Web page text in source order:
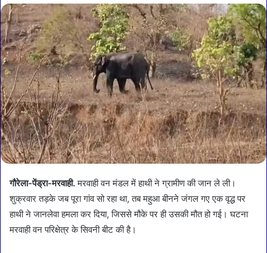
गौरेला-पेंड्रा-मरवाही.मरवाही वन मंडल में हाथी ने ग्रामीण की जान ले ली।
शुक्रवार तड़के जब पूरा गांव सो रहा था, तब महुआ बीनने जंगल गए एक वृद्ध पर
हाथी ने जानलेवा हमला कर दिया, जिससे मौके पर ही उसकी मौत हो गई। घटना
मरवाही वन परिक्षेत्र के सिवनी बीट की है।